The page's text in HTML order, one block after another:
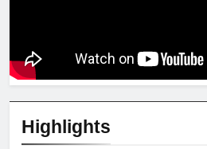
Highlights